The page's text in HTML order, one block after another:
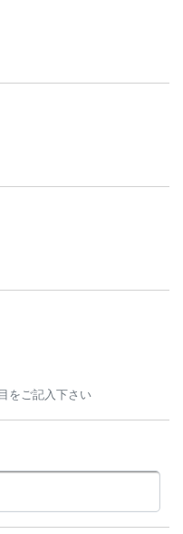
をご記入下さい